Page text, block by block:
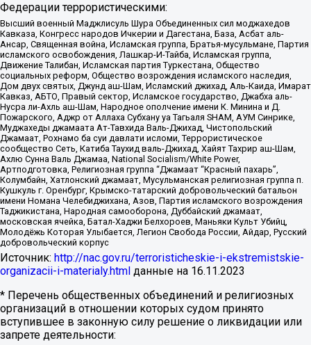
Федерации террористическими:
Высший военный Маджлисуль Шура Объединенных сил моджахедов
Кавказа, Конгресс народов Ичкерии и Дагестана, База, Асбат аль-
Ансар, Священная война, Исламская группа, Братья-мусульмане, Партия
исламского освобождения, Лашкар-И-Тайба, Исламская группа,
Движение Талибан, Исламская партия Туркестана, Общество
социальных реформ, Общество возрождения исламского наследия,
Дом двух святых, Джунд аш-Шам, Исламский джихад, Аль-Каида, Имарат
Кавказ, АБТО, Правый сектор, Исламское государство, Джабха аль-
Нусра ли-Ахль аш-Шам, Народное ополчение имени К. Минина и Д.
Пожарского, Аджр от Аллаха Субхану уа Тагьаля SHAM, АУМ Синрике,
Муджахеды джамаата Ат-Тавхида Валь-Джихад, Чистопольский
Джамаат, Рохнамо ба суи давлати исломи, Террористическое
сообщество Сеть, Катиба Таухид валь-Джихад, Хайят Тахрир аш-Шам,
Ахлю Сунна Валь Джамаа, National Socialism/White Power,
Артподготовка, Религиозная группа “Джамаат “Красный пахарь”,
Колумбайн, Хатлонский джамаат, Мусульманская религиозная группа п.
Кушкуль г. Оренбург, Крымско-татарский добровольческий батальон
имени Номана Челебиджихана, Азов, Партия исламского возрождения
Таджикистана, Народная самооборона, Дуббайский джамаат,
московская ячейка, Батал-Хаджи Белхороев, Маньяки Культ Убийц,
Молодёжь Которая Улыбается, Легион Свобода России, Айдар, Русский
добровольческий корпус
Источник: http://nac.gov.ru/terroristicheskie-i-ekstremistskie-
organizacii-i-materialy.html данные на 16.11.2023
* Перечень общественных объединений и религиозных
организаций в отношении которых судом принято
вступившее в законную силу решение о ликвидации или
запрете деятельности: